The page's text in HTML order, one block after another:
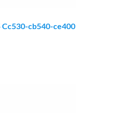
cb540-ce400